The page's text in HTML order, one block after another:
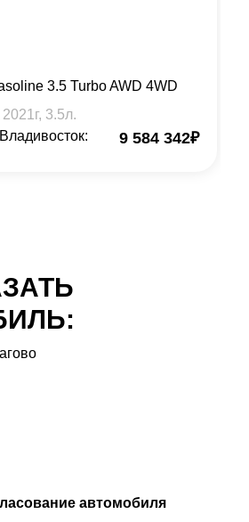
3.5 Turbo AWD 4WD
2021 г, 3.5л.
9 584 342₽
автомобиля